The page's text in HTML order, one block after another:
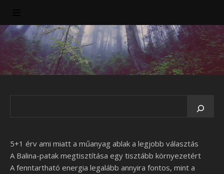
5+1 érv ami miatt a műanyag ablak a legjobb választás
A Balina-patak megtisztítása egy tisztább környezetért
A fenntartható energia legalább annyira fontos, mint a